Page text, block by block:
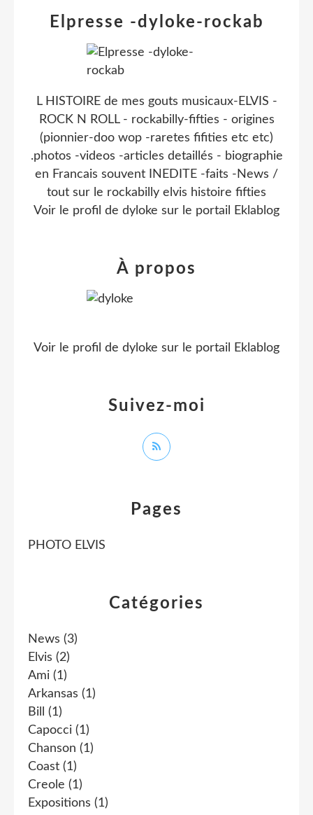
Catégories
News (3)
Elvis (2)
Ami (1)
Arkansas (1)
Bill
(1)
Capocci (1)
Chanson (1)
Coast (1)
Creole (1)
Expositions (1)
Pages
PHOTO ELVIS
Elpresse -dyloke-rockab
L HISTOIRE de mes gouts musicaux-ELVIS -
ROCK N ROLL - rockabilly-fifties - origines
(pionnier-doo wop -raretes fifities etc etc)
.photos -videos -articles detaillés - biographie
en Francais souvent INEDITE -faits -News /
tout sur le rockabilly elvis histoire fifties
Voir le profil de dyloke sur le portail Eklablog
Suivez-moi
À propos
Voir le profil de dyloke sur le portail Eklablog